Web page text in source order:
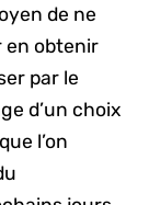
de ne
en obtenir
par le
d’un choix
l’on